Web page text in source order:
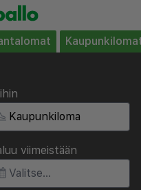
viimeistään